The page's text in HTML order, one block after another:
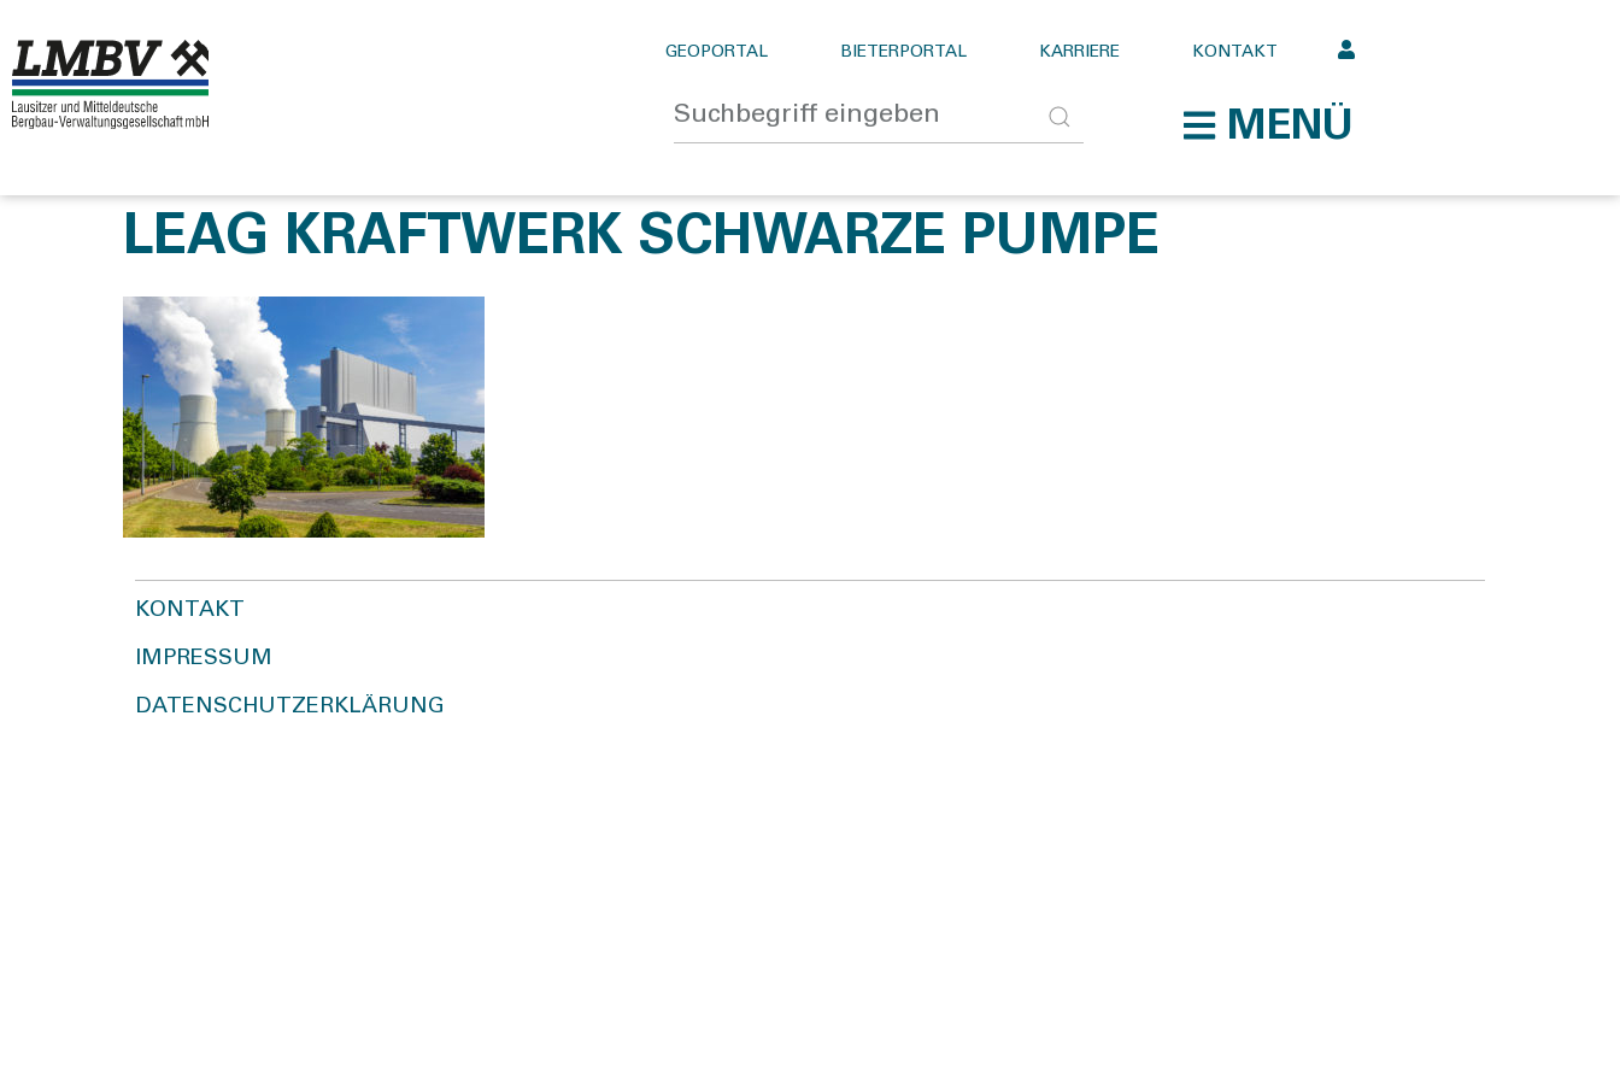
GEOPORTAL BIETERPORTAL KARRIERE KONTAKT
MENÜ
LEAG KRAFTWERK SCHWARZE PUMPE
KONTAKT
IMPRESSUM
DATENSCHUTZERKLÄRUNG